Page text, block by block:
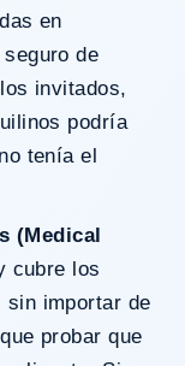
en
de
invitados,
podría
tenía el
cubre los
sin importar de
probar que